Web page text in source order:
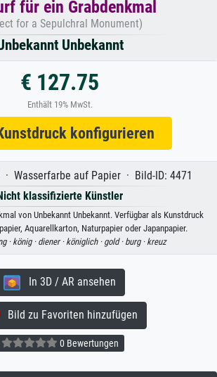
für ein Grabdenkmal
for a Sepulchral Monument)
Unbekannt
€ 127.75
Enthält 19% MwSt.
konfigurieren
Wasserfarbe auf Papier · Bild-ID: 4471
klassifizierte Künstler
von Unbekannt Unbekannt. Verfügbar als Kunstdruck
Aquarellkarton, Naturpapier oder Japanpapier.
·könig · diener · königlich · gold · burg · kreuz
In 3D / AR ansehen
zu Favoriten hinzufügen
0 Bewertungen